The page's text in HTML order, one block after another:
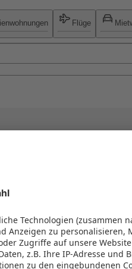
Flüge
werden – das spart Zeit